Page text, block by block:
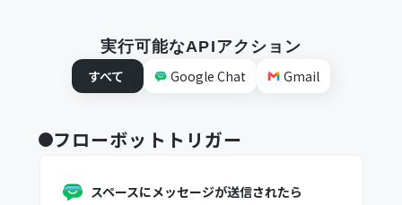
実行可能なAPIアクション
すべて
Google Chat Gmail
フローボットトリガー
スペースにメッセージが送信されたら